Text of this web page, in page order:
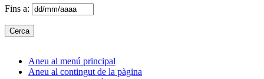
Fins a:
Aneu al menú principal
Aneu al contingut de la pàgina